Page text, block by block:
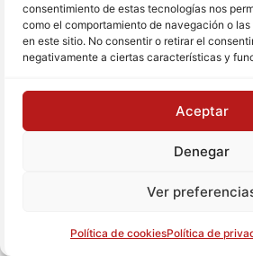
consentimiento de estas tecnologías nos
como el comportamiento de navegación o
en este sitio. No consentir o retirar el
negativamente a ciertas características y
Aceptar
Denegar
Ver
Política de cookiesPolítica de